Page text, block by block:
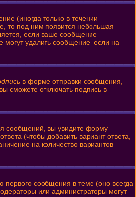
(иногда только в течении
то под ним появится небольшая
если ваше сообщение
могут удалить сообщение, если на
в форме отправки сообщения,
сможете отключать подпись в
сообщений, вы увидите форму
(чтобы добавить вариант ответа,
на количество вариантов
первого сообщения в теме (оно всегда
или администраторы могут